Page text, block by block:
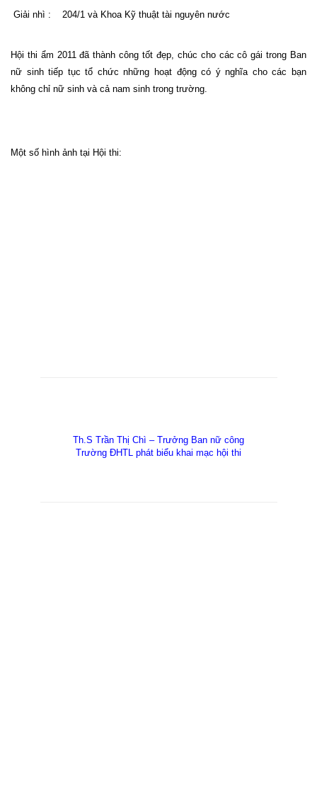
Giải nhì : 204/1 và Khoa Kỹ thuật tài nguyên nước
Hội thi ẩm 2011 đã thành công tốt đẹp, chúc cho các cô gái trong Ban
nữ sinh tiếp tục tổ chức những hoạt động có ý nghĩa cho các bạn
không chỉ nữ sinh và cả nam sinh trong trường.
Một số hình ảnh tại Hội thi:
Th.S Trần Thị Chì – Trưởng Ban nữ công
Trường ĐHTL phát biểu khai mạc hội thi